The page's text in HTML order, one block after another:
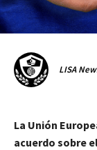
LISA
La Unión
acuerdo sobre